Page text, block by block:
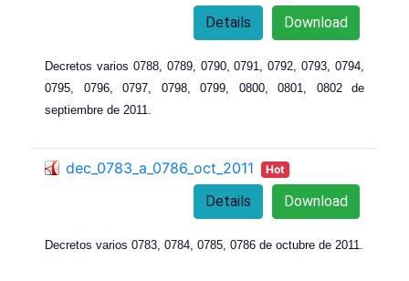
Download
Details
Decretos varios 0788, 0789, 0790, 0791, 0792, 0793, 0794,
0795, 0796, 0797, 0798, 0799, 0800, 0801, 0802 de
septiembre de 2011.
dec_0783_a_0786_oct_2011 Hot
Download
Details
Decretos varios 0783 , 0784 , 0785 , 0786 de octubre de 2011.